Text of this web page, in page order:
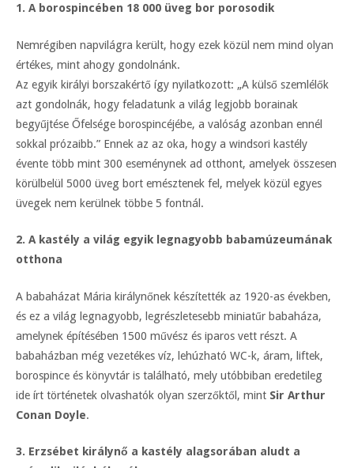
1. A borospincében 18 000 üveg bor porosodik
Nemrégiben napvilágra került, hogy ezek közül nem mind olyan
értékes, mint ahogy gondolnánk.
Az egyik királyi borszakértő így nyilatkozott: „A külső szemlélők
azt gondolnák, hogy feladatunk a világ legjobb borainak
begyűjtése Őfelsége borospincéjébe, a valóság azonban ennél
sokkal prózaibb.” Ennek az az oka, hogy a windsori kastély
évente több mint 300 eseménynek ad otthont, amelyek összesen
körülbelül 5000 üveg bort emésztenek fel, melyek közül egyes
üvegek nem kerülnek többe 5 fontnál.
2. A kastély a világ egyik legnagyobb babamúzeumának
otthona
A babaházat Mária királynőnek készítették az 1920-as években,
és ez a világ legnagyobb, legrészletesebb miniatűr babaháza,
amelynek építésében 1500 művész és iparos vett részt. A
babaházban még vezetékes víz, lehúzható WC-k, áram, liftek,
borospince és könyvtár is található, mely utóbbiban eredetileg
ide írt történetek olvashatók olyan szerzőktől, mint Sir Arthur
Conan Doyle.
3. Erzsébet királynő a kastély alagsorában aludt a